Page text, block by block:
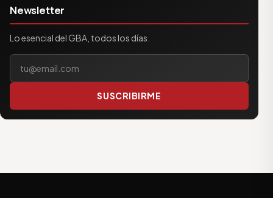
Newsletter
Lo esencial del GBA, todos los días.
SUSCRIBIRME